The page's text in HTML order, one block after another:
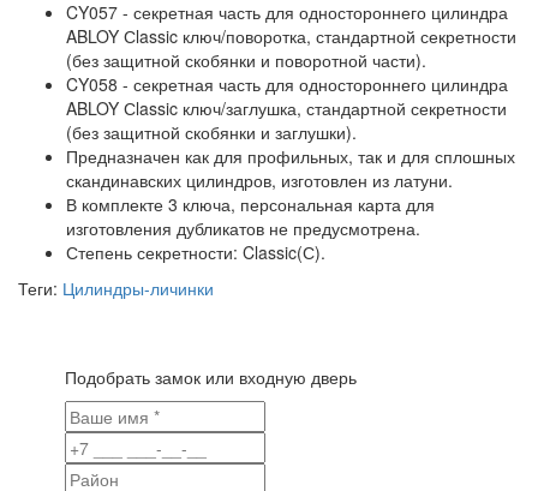
CY057 - секретная часть для одностороннего цилиндра
ABLOY Сlassic ключ/поворотка, стандартной секретности
(без защитной скобянки и поворотной части).
CY058 - секретная часть для одностороннего цилиндра
ABLOY Сlassic ключ/заглушка, стандартной секретности
(без защитной скобянки и заглушки).
Предназначен как для профильных, так и для сплошных
скандинавских цилиндров, изготовлен из латуни.
В комплекте 3 ключа, персональная карта для
изготовления дубликатов не предусмотрена.
Степень секретности: Classic(С).
Теги: Цилиндры-личинки
Подобрать замок или входную дверь